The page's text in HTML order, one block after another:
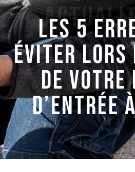
Les 5
éviter lors
de votre
d’entrée